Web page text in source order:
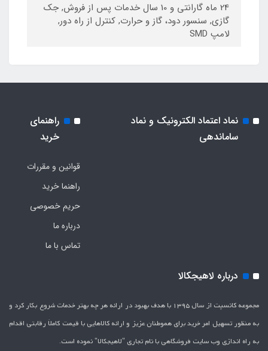
24 ماه گارانتی و 10 سال خدمات پس از فروش, جک
گازی, سنسور دود، گاز و حرارت, کنترل از راه دور,
لامپ SMD
نماد اعتماد الکترونیک و نماد
ساماندهی
راهنمای
خرید
قوانین و مقررات
راهنما خرید
حریم خصوصی
درباره ما
تماس با ما
درباره لاهیجکالا
مجموعه کانسپت از سال 1395 با هدف بهبود در ارائه هر چه بهتر خدمات شروع بکار کرد و
به منظور تسهیل امر خرید برای هموطنان عزیز و ارائه کالاهایی با قیمت کاملاَ رقابتی اقدام
به راه اندازی وب سایت فروشگاهی با نام تجاری "لاهیج­کالا" نموده است.